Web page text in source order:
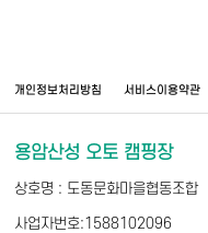
개인정보처리방침 서비스이용약관
용암산성 오토 캠핑장
상호명 : 도동문화마을협동조합
사업자번호:1588102096